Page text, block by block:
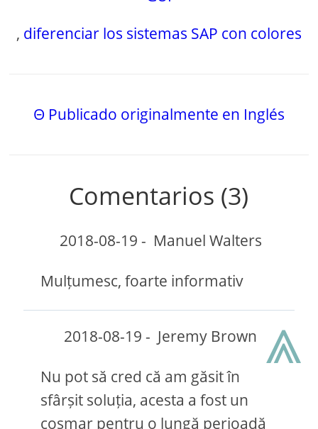
, diferenciar los sistemas SAP con colores
Θ Publicado originalmente en Inglés
Comentarios (3)
2018-08-19 - Manuel Walters
Mulțumesc, foarte informativ
2018-08-19 - Jeremy Brown
Nu pot să cred că am găsit în
sfârșit soluția, acesta a fost un
coșmar pentru o lungă perioadă
⩓